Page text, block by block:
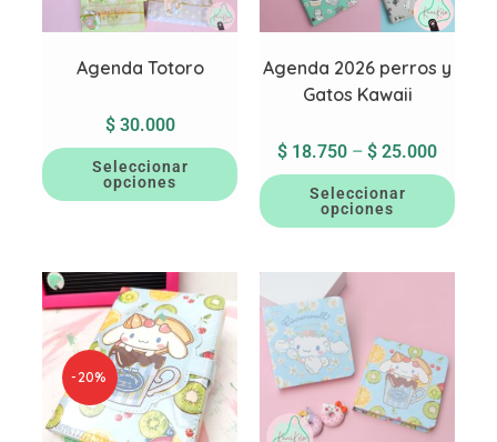
Agenda Totoro
$30.000
Seleccionar
opciones
Agenda 2026 perros y
Gatos Kawaii
$ 18.750 – $ 25.000
Seleccionar
opciones
-20%